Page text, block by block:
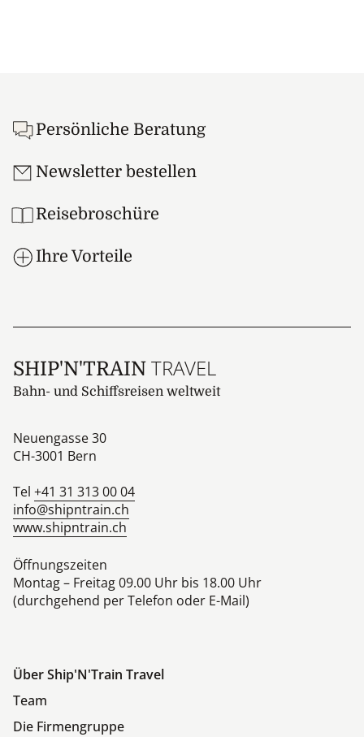
Persönliche Beratung
Newsletter bestellen
Reisebroschüre
Ihre Vorteile
SHIP'N'TRAIN TRAVEL
Bahn- und Schiffsreisen weltweit
Neuengasse 30
CH-3001 Bern
Tel +41 31 313 00 04
info@shipntrain.ch
www.shipntrain.ch
Öffnungszeiten
Montag – Freitag 09.00 Uhr bis 18.00 Uhr
(durchgehend per Telefon oder E-Mail)
Über Ship'N'Train Travel
Team
Die Firmengruppe